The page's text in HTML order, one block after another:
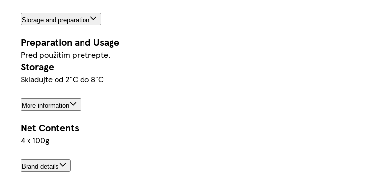
Storage and preparation
Preparation and Usage
Pred použitím pretrepte.
Storage
Skladujte od 2°C do 8°C
More information
Net Contents
4 x 100g
Brand details